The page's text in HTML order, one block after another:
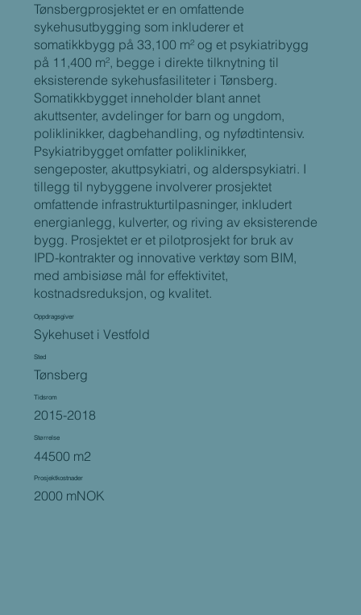
Tønsbergprosjektet er en omfattende
sykehusutbygging som inkluderer et
somatikkbygg på 33,100 m² og et psykiatribygg
på 11,400 m², begge i direkte tilknytning til
eksisterende sykehusfasiliteter i Tønsberg.
Somatikkbygget inneholder blant annet
akuttsenter, avdelinger for barn og ungdom,
poliklinikker, dagbehandling, og nyfødtintensiv.
Psykiatribygget omfatter poliklinikker,
sengeposter, akuttpsykiatri, og alderspsykiatri. I
tillegg til nybyggene involverer prosjektet
omfattende infrastrukturtilpasninger, inkludert
energianlegg, kulverter, og riving av eksisterende
bygg. Prosjektet er et pilotprosjekt for bruk av
IPD-kontrakter og innovative verktøy som BIM,
med ambisiøse mål for effektivitet,
kostnadsreduksjon, og kvalitet.
Oppdragsgiver
Sykehuset i Vestfold
Sted
Tønsberg
Tidsrom
2015-2018
Størrelse
44500 m2
Prosjektkostnader
2000 mNOK